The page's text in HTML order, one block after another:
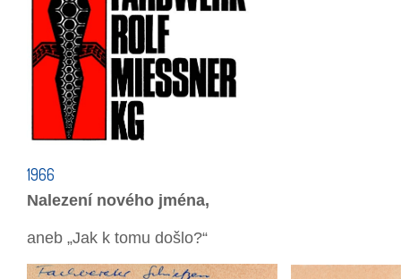
1966
Nalezení nového jména,
aneb „Jak k tomu došlo?“